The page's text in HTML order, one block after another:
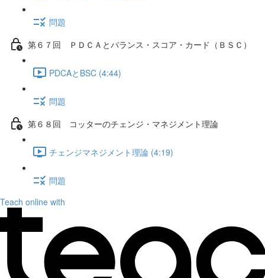
問題
第６７回 ＰＤＣＡとバランス・スコア・カード（ＢＳＣ）
PDCAとBSC (4:44)
問題
第６８回 コッターのチェンジ・マネジメント理論
チェンジマネジメント理論 (4:19)
問題
Teach online with